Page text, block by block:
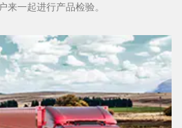
来一起进行产品检验。